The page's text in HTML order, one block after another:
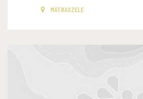
MÁTRASZELE